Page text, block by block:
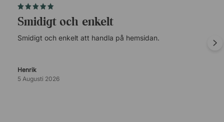
Smidigt och enkelt
Smidigt och enkelt att handla på hemsidan.
Henrik
5 Augusti 2026